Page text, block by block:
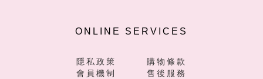
ONLINE SERVICES
隱私政策
購物條款
會員機制
售後服務